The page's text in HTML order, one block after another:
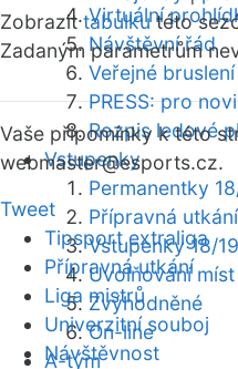
Virtuální
Návštěvní řád
Veřejné bruslení
PRESS: pro
Rozpis ledové
Vstupenky
Permanentky
Přípravná
Vstupenky 18/19
Uvolňování míst
Zvýhodněné
On-line
A-tým
Zobrazittabulkutéto
Zadaným parametrům
Vaše připomínky k této
webmaster@esports.cz.
Tweet
Tipsport extraliga
Přípravná utkání
Liga mistrů
Univerzitní souboj
Návštěvnost